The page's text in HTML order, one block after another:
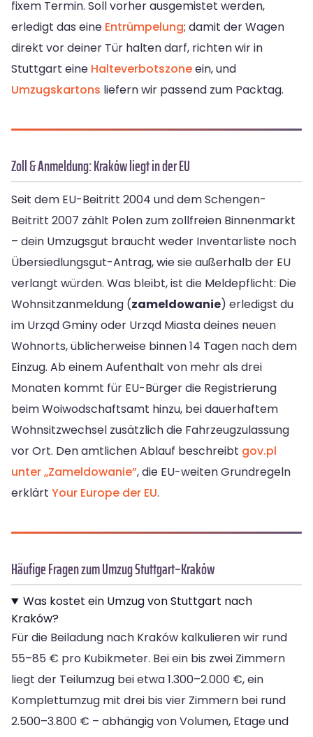
fixem Termin. Soll vorher ausgemistet werden,
erledigt das eine Entrümpelung; damit der Wagen
direkt vor deiner Tür halten darf, richten wir in
Stuttgart eine Halteverbotszoneein, und
Umzugskartons liefern wir passend zum Packtag.
Zoll & Anmeldung: Kraków liegt in der EU
Seit dem EU-Beitritt 2004 und dem Schengen-
Beitritt 2007 zählt Polen zum zollfreien Binnenmarkt
– dein Umzugsgut braucht weder Inventarliste noch
Übersiedlungsgut-Antrag, wie sie außerhalb der EU
verlangt würden. Was bleibt, ist die Meldepflicht: Die
Wohnsitzanmeldung (zameldowanie) erledigst du
im Urząd Gminy oder Urząd Miasta deines neuen
Wohnorts, üblicherweise binnen 14 Tagen nach dem
Einzug. Ab einem Aufenthalt von mehr als drei
Monaten kommt für EU-Bürger die Registrierung
beim Woiwodschaftsamt hinzu, bei dauerhaftem
Wohnsitzwechsel zusätzlich die Fahrzeugzulassung
vor Ort. Den amtlichen Ablauf beschreibt gov.pl
unter „Zameldowanie”, die EU-weiten Grundregeln
erklärt Your Europe der EU.
Häufige Fragen zum Umzug Stuttgart–Kraków
Was kostet ein Umzug von Stuttgart nach
Kraków?
Für die Beiladung nach Kraków kalkulieren wir rund
55–85 € pro Kubikmeter. Bei ein bis zwei Zimmern
liegt der Teilumzug bei etwa 1.300–2.000 €, ein
Komplettumzug mit drei bis vier Zimmern bei rund
2.500–3.800 € – abhängig von Volumen, Etage und